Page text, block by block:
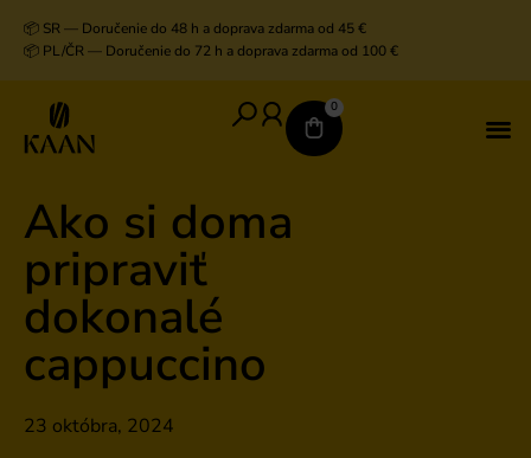
📦 SR — Doručenie do 48 h a doprava zdarma od 45 €
📦 PL/ČR — Doručenie do 72 h a doprava zdarma od 100 €
0
Ako si doma
pripraviť
dokonalé
cappuccino
23 októbra, 2024